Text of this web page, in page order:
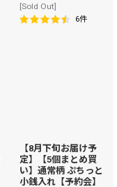
[Sold Out]
6件
【8月下旬お届け予
定】【5個まとめ買
い】通常柄 ぷちっと
小銭入れ【予約会】